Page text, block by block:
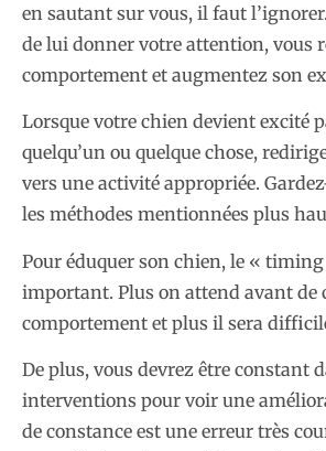
en sautant sur vous, il faut
de lui donner votre attention, vous
comportement et augmentez son
Lorsque votre chien devient excité
quelqu’un ou quelque chose,
vers une activité appropriée.
les méthodes mentionnées plus
Pour éduquer son chien, le «
important. Plus on attend avant de
comportement et plus il sera
De plus, vous devrez être constant
interventions pour voir une
de constance est une erreur très